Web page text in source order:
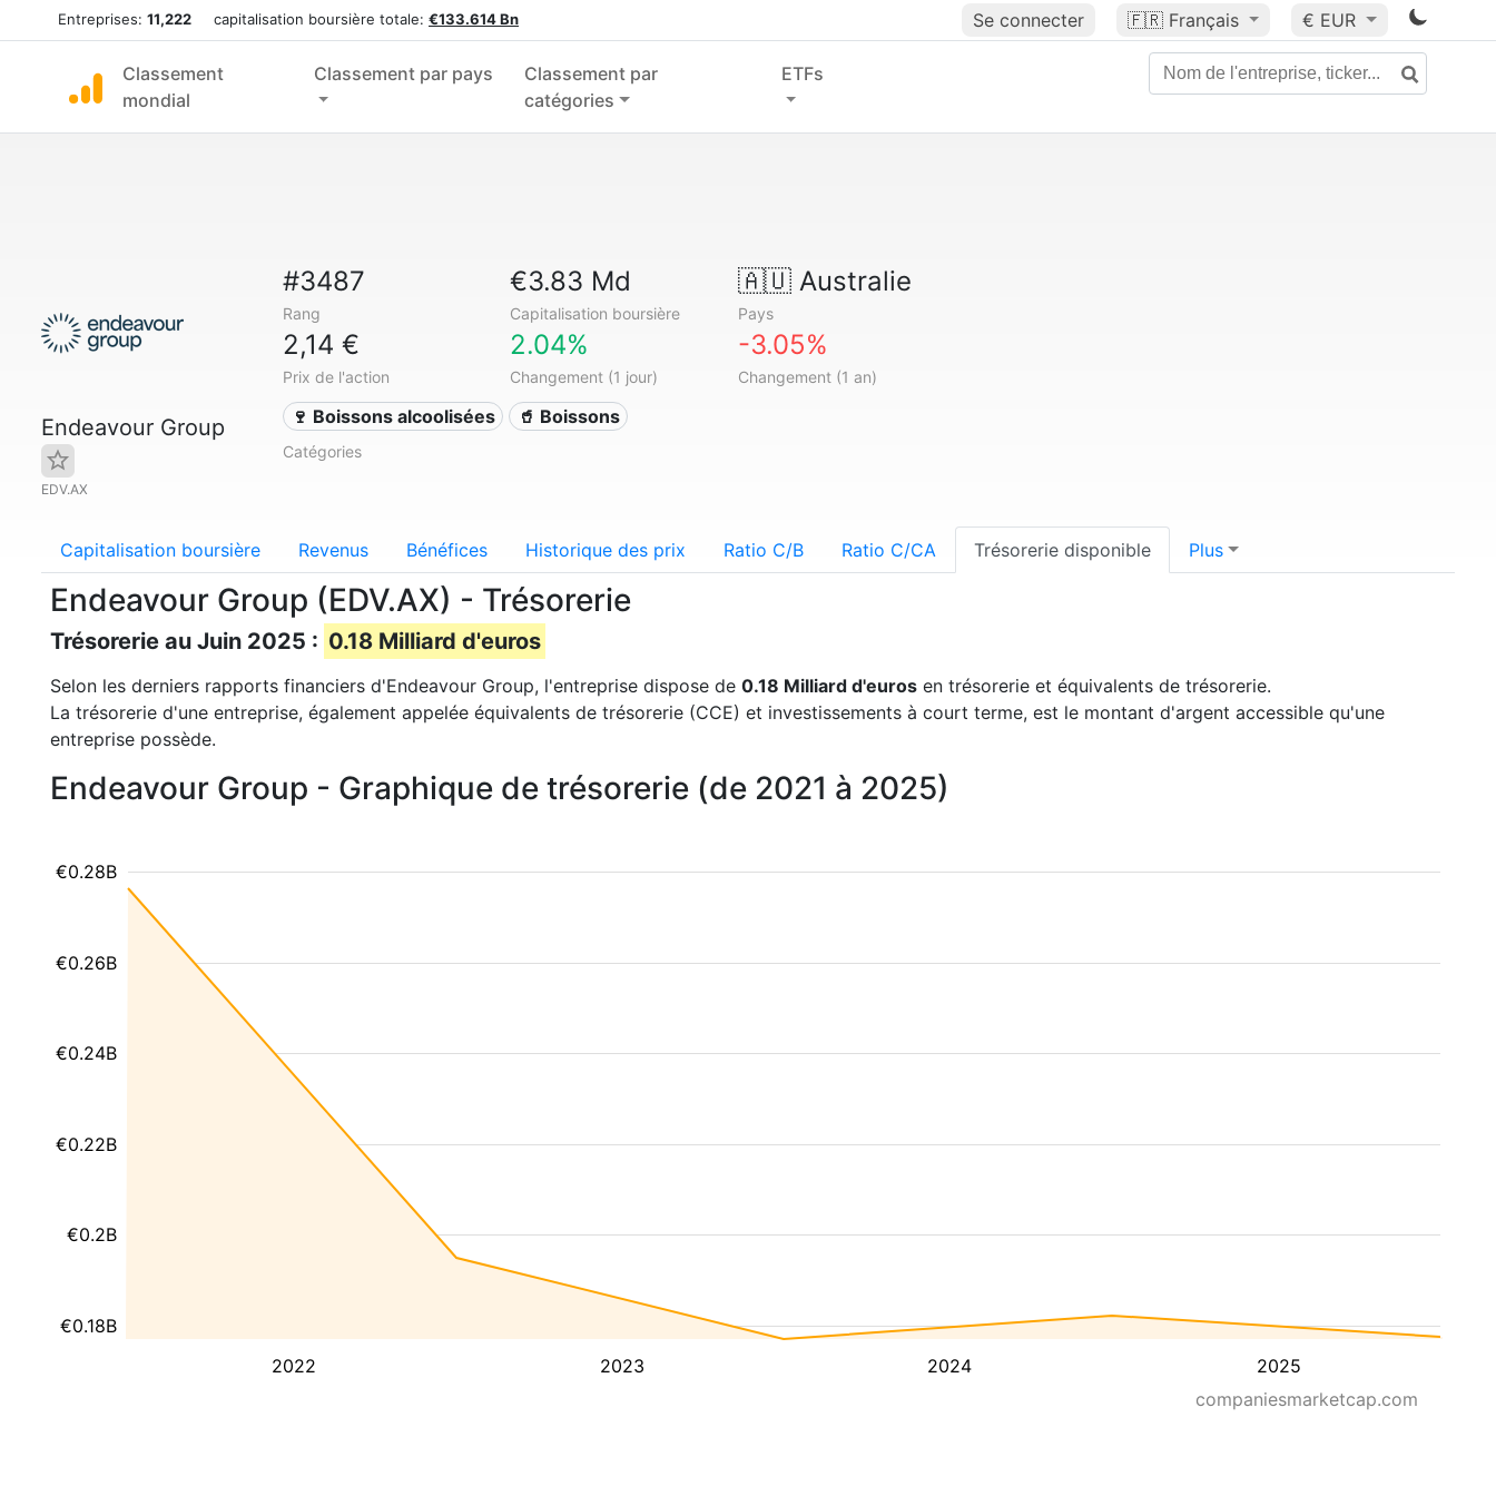
Entreprises: 11,222 capitalisation boursière totale: €133.614 Bn Se connecter 🇫🇷 Français € EUR
Classement
mondial
Classement par pays
Classement par
catégories
ETFs
Endeavour Group
EDV.AX
#3487
Rang
€3.83 Md
Capitalisation boursière
🇦🇺Australie
Pays
2,14 €
Prix de l'action
2.04%
Changement (1 jour)
-3.05%
Changement (1 an)
🍷 Boissons alcoolisées 🥤 Boissons
Catégories
Capitalisation boursière Revenus Bénéfices Historique des prix Ratio C/B Ratio C/CA Trésorerie disponible Plus
Endeavour Group (EDV.AX) - Trésorerie
Trésorerie au Juin 2025 : 0.18 Milliard d'euros
Selon les derniers rapports financiers d'Endeavour Group, l'entreprise dispose de 0.18 Milliard d'euros en trésorerie et équivalents de trésorerie.
La trésorerie d'une entreprise, également appelée équivalents de trésorerie (CCE) et investissements à court terme, est le montant d'argent accessible qu'une
entreprise possède.
Endeavour Group - Graphique de trésorerie (de 2021 à 2025)
2022 2023 2024 2025
€0.18B
€0.2B
€0.22B
€0.24B
€0.26B
€0.28B
companiesmarketcap.com